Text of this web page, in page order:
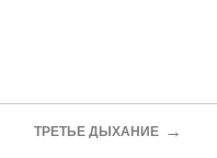
ТРЕТЬЕ ДЫХАНИЕ →